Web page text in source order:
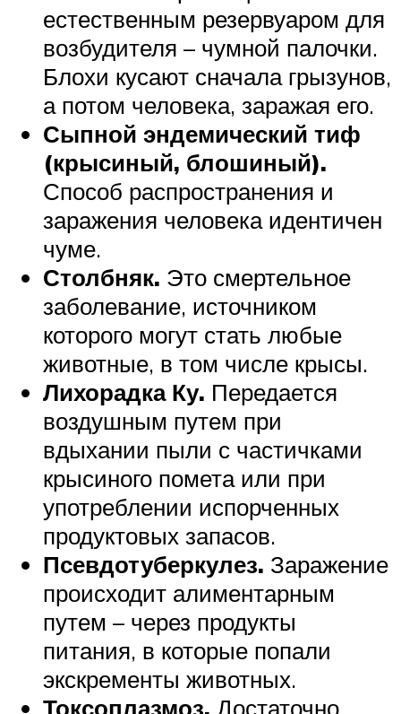
естественным резервуаром для
возбудителя – чумной палочки.
Блохи кусают сначала грызунов,
а потом человека, заражая его.
Сыпной эндемический тиф
(крысиный, блошиный).
Способ распространения и
заражения человека идентичен
чуме.
Столбняк. Это смертельное
заболевание, источником
которого могут стать любые
животные, в том числе крысы.
Лихорадка Ку. Передается
воздушным путем при
вдыхании пыли с частичками
крысиного помета или при
употреблении испорченных
продуктовых запасов.
Псевдотуберкулез. Заражение
происходит алиментарным
путем – через продукты
питания, в которые попали
экскременты животных.
Токсоплазмоз. Достаточно